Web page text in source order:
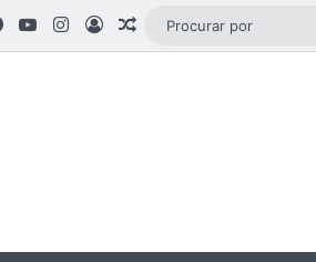
Facebook
YouTubeInstagram
EntrarArtigo aleatório